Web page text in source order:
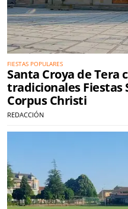
FIESTAS POPULARES
Santa Croya de Tera
tradicionales Fiestas
Corpus Christi
REDACCIÓN